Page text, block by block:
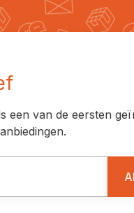
een van de eersten